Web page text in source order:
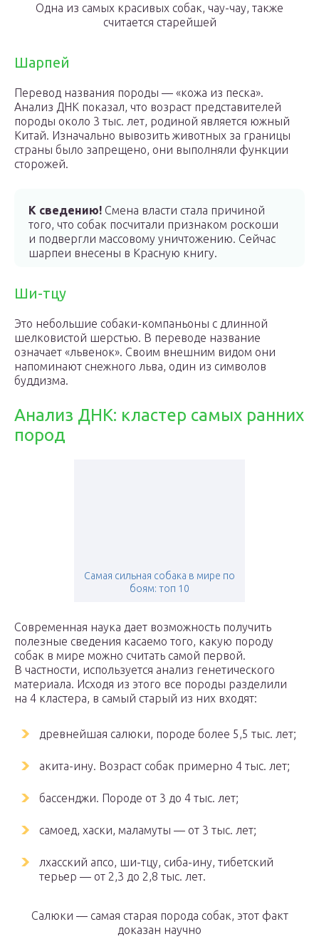
Одна из самых красивых собак, чау-чау, также
считается старейшей
Шарпей
Перевод названия породы — «кожа из песка».
Анализ ДНК показал, что возраст представителей
породы около 3 тыс. лет, родиной является южный
Китай. Изначально вывозить животных за границы
страны было запрещено, они выполняли функции
сторожей.
К сведению! Смена власти стала причиной
того, что собак посчитали признаком роскоши
и подвергли массовому уничтожению. Сейчас
шарпеи внесены в Красную книгу.
Ши-тцу
Это небольшие собаки-компаньоны с длинной
шелковистой шерстью. В переводе название
означает «львенок». Своим внешним видом они
напоминают снежного льва, один из символов
буддизма.
Анализ ДНК: кластер самых ранних
пород
Самая сильная собака в мире по
боям: топ 10
Современная наука дает возможность получить
полезные сведения касаемо того, какую породу
собак в мире можно считать самой первой.
В частности, используется анализ генетического
материала. Исходя из этого все породы разделили
на 4 кластера, в самый старый из них входят:
древнейшая салюки, породе более 5,5 тыс. лет;
акита-ину. Возраст собак примерно 4 тыс. лет;
бассенджи. Породе от 3 до 4 тыс. лет;
самоед, хаски, маламуты — от 3 тыс. лет;
лхасский апсо, ши-тцу, сиба-ину, тибетский
терьер — от 2,3 до 2,8 тыс. лет.
Салюки — самая старая порода собак, этот факт
доказан научно